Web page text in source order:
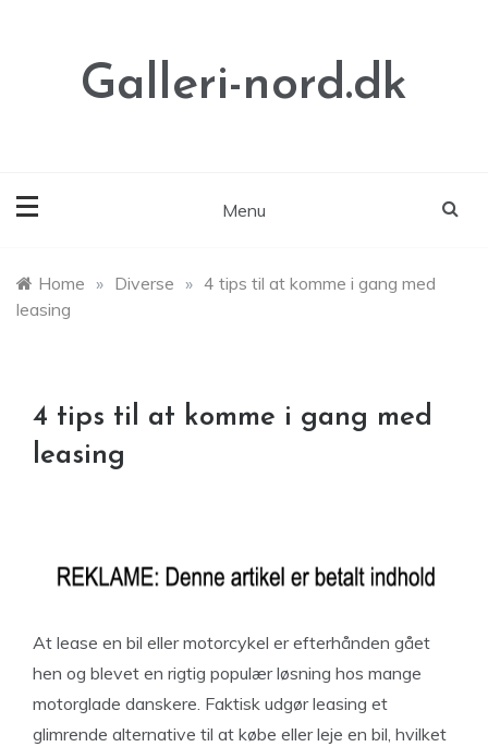
Galleri-nord.dk
Menu
Home » Diverse » 4 tips til at komme i gang med
leasing
4 tips til at komme i gang med
leasing
At lease en bil eller motorcykel er efterhånden gået
hen og blevet en rigtig populær løsning hos mange
motorglade danskere. Faktisk udgør leasing et
glimrende alternative til at købe eller leje en bil, hvilket